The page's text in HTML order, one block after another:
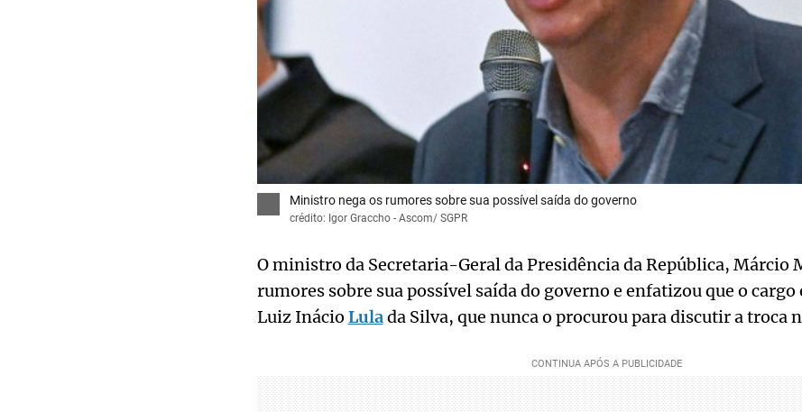
Ministro nega os rumores sobre sua possível saída do governo
crédito: Igor Graccho - Ascom/ SGPR
O ministro da Secretaria-Geral da Presidência da República, Márcio
rumores sobre sua possível saída do governo e enfatizou que o cargo
Luiz Inácio Lulada Silva, que nunca o procurou para discutir a troca